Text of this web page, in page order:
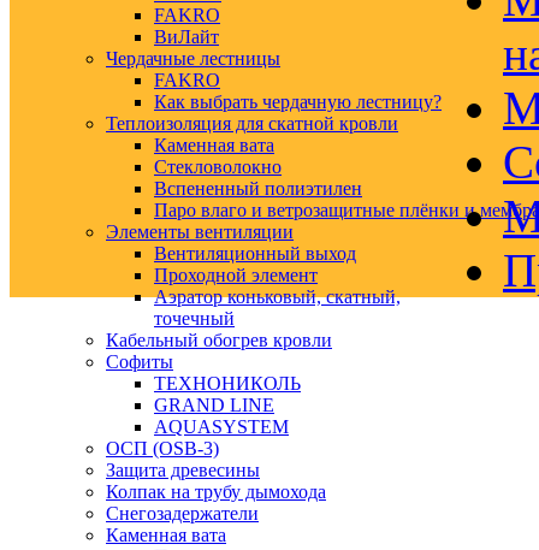
FAKRO
ВиЛайт
Чердачные лестницы
FAKRO
Как выбрать чердачную лестницу?
Теплоизоляция для скатной кровли
Каменная вата
Стекловолокно
Вспененный полиэтилен
Паро влаго и ветрозащитные плёнки и
Элементы вентиляции
Вентиляционный выход
Проходной элемент
Аэратор коньковый, скатный,
точечный
Кабельный обогрев кровли
Софиты
ТЕХНОНИКОЛЬ
GRAND LINE
AQUASYSTEM
ОСП (OSB-3)
Защита древесины
Колпак на трубу дымохода
Снегозадержатели
Каменная вата